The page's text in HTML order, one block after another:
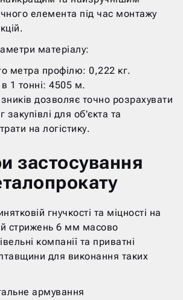
елемента під час монтажу
матеріалу:
метра профілю: 0,222 кг.
в 1 тонні: 4505 м.
дозволяє точно розрахувати
закупівлі для об'єкта та
на логістику.
застосування
гнучкості та міцності на
стрижень 6 мм масово
компанії та приватні
для виконання таких
армування